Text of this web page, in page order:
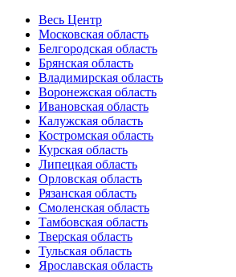
Весь Центр
Московская область
Белгородская область
Брянская область
Владимирская область
Воронежская область
Ивановская область
Калужская область
Костромская область
Курская область
Липецкая область
Орловская область
Рязанская область
Смоленская область
Тамбовская область
Тверская область
Тульская область
Ярославская область